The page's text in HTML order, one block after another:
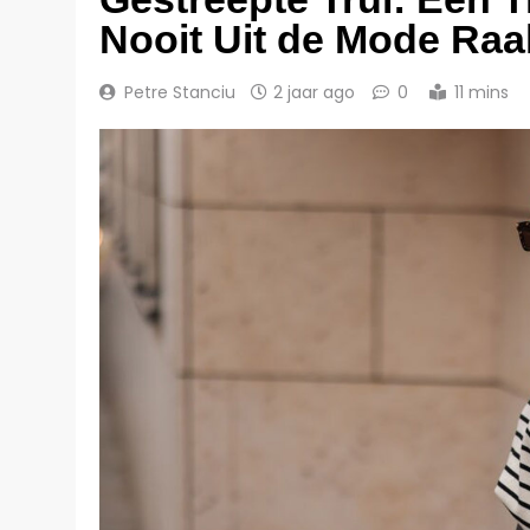
Nooit Uit de Mode
Petre Stanciu 2 jaar ago 0 11 mins